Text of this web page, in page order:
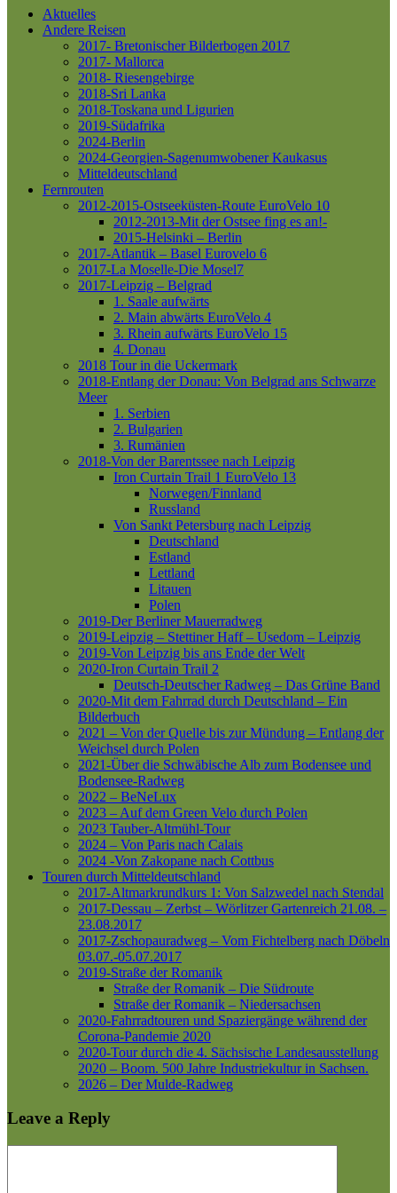
Aktuelles
Andere Reisen
2017- Bretonischer Bilderbogen 2017
2017- Mallorca
2018- Riesengebirge
2018-Sri Lanka
2018-Toskana und Ligurien
2019-Südafrika
2024-Berlin
2024-Georgien-Sagenumwobener Kaukasus
Mitteldeutschland
Fernrouten
2012-2015-Ostseeküsten-Route EuroVelo 10
2012-2013-Mit der Ostsee fing es an!-
2015-Helsinki – Berlin
2017-Atlantik – Basel Eurovelo 6
2017-La Moselle-Die Mosel7
2017-Leipzig – Belgrad
1. Saale aufwärts
2. Main abwärts EuroVelo 4
3. Rhein aufwärts EuroVelo 15
4. Donau
2018 Tour in die Uckermark
2018-Entlang der Donau: Von Belgrad ans Schwarze
Meer
1. Serbien
2. Bulgarien
3. Rumänien
2018-Von der Barentssee nach Leipzig
Iron Curtain Trail 1 EuroVelo 13
Norwegen/Finnland
Russland
Von Sankt Petersburg nach Leipzig
Deutschland
Estland
Lettland
Litauen
Polen
2019-Der Berliner Mauerradweg
2019-Leipzig – Stettiner Haff – Usedom – Leipzig
2019-Von Leipzig bis ans Ende der Welt
2020-Iron Curtain Trail 2
Deutsch-Deutscher Radweg – Das Grüne Band
2020-Mit dem Fahrrad durch Deutschland – Ein
Bilderbuch
2021 – Von der Quelle bis zur Mündung – Entlang der
Weichsel durch Polen
2021-Über die Schwäbische Alb zum Bodensee und
Bodensee-Radweg
2022 – BeNeLux
2023 – Auf dem Green Velo durch Polen
2023 Tauber-Altmühl-Tour
2024 – Von Paris nach Calais
2024 -Von Zakopane nach Cottbus
Touren durch Mitteldeutschland
2017-Altmarkrundkurs 1: Von Salzwedel nach Stendal
2017-Dessau – Zerbst – Wörlitzer Gartenreich 21.08. –
23.08.2017
2017-Zschopauradweg – Vom Fichtelberg nach Döbeln
03.07.-05.07.2017
2019-Straße der Romanik
Straße der Romanik – Die Südroute
Straße der Romanik – Niedersachsen
2020-Fahrradtouren und Spaziergänge während der
Corona-Pandemie 2020
2020-Tour durch die 4. Sächsische Landesausstellung
2020 – Boom. 500 Jahre Industriekultur in Sachsen.
2026 – Der Mulde-Radweg
Leave a Reply